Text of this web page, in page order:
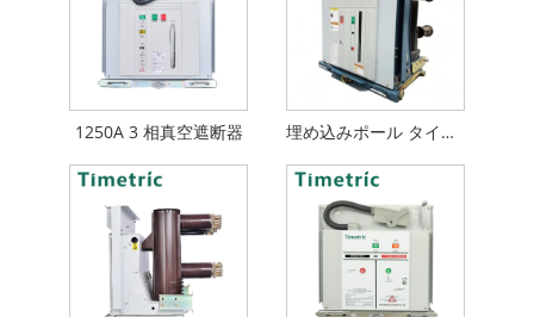
1250A 3 相真空遮断器 埋め込みポール タイプ VCB